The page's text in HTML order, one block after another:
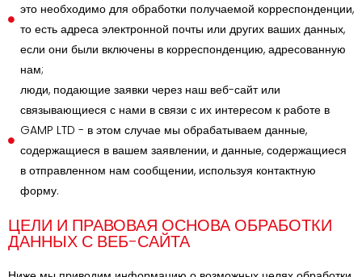
это необходимо для обработки получаемой корреспонденции,
то есть адреса электронной почты или других ваших данных,
если они были включены в корреспонденцию, адресованную
нам;
люди, подающие заявки через наш веб-сайт или
связывающиеся с нами в связи с их интересом к работе в
GAMP LTD - в этом случае мы обрабатываем данные,
содержащиеся в вашем заявлении, и данные, содержащиеся
в отправленном нам сообщении, используя контактную
форму.
ЦЕЛИ И ПРАВОВАЯ ОСНОВА ОБРАБОТКИ
ДАННЫХ С ВЕБ-САЙТА